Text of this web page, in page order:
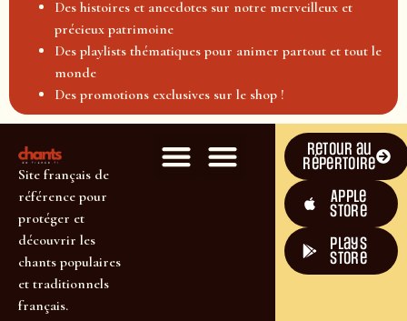
Des histoires et anecdotes sur notre merveilleux et
précieux patrimoine
Des playlists thématiques pour animer partout et tout le
monde
Des promotions exclusives sur le shop !
Site français de
référence pour
protéger et
découvrir les
chants populaires
et traditionnels
français.
Retour au
répertoire
Apple
Store
plays
store